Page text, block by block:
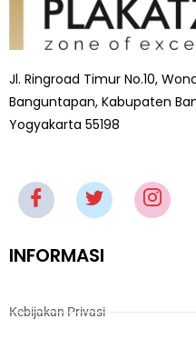
Jl. Ringroad Timur No.10,
Banguntapan, Kabupaten
Yogyakarta 55198
INFORMASI
Kebijakan Privasi